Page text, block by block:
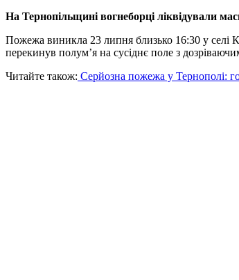
На Тернопільщині вогнеборці ліквідували
Пожежа виникла 23 липня близько 16:30 у селі
перекинув полум’я на сусіднє поле з
Читайте також: Серйозна пожежа у Тернополі: